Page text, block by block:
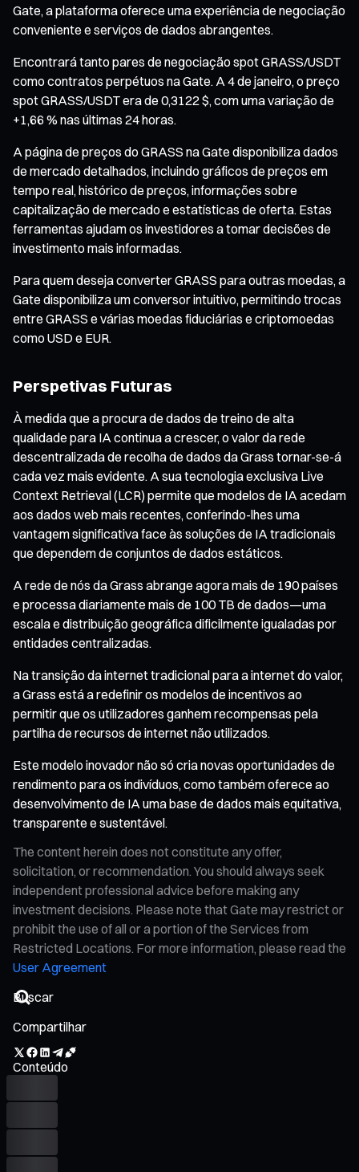
Gate, a plataforma oferece uma experiência de negociação
conveniente e serviços de dados abrangentes.
Encontrará tanto pares de negociação spot GRASS/USDT
como contratos perpétuos na Gate. A 4 de janeiro, o preço
spot GRASS/USDT era de 0,3122 $, com uma variação de
+1,66 % nas últimas 24 horas.
A página de preços do GRASS na Gate disponibiliza dados
de mercado detalhados, incluindo gráficos de preços em
tempo real, histórico de preços, informações sobre
capitalização de mercado e estatísticas de oferta. Estas
ferramentas ajudam os investidores a tomar decisões de
investimento mais informadas.
Para quem deseja converter GRASS para outras moedas, a
Gate disponibiliza um conversor intuitivo, permitindo trocas
entre GRASS e várias moedas fiduciárias e criptomoedas
como USD e EUR.
Perspetivas Futuras
À medida que a procura de dados de treino de alta
qualidade para IA continua a crescer, o valor da rede
descentralizada de recolha de dados da Grass tornar-se-á
cada vez mais evidente. A sua tecnologia exclusiva Live
Context Retrieval (LCR) permite que modelos de IA acedam
aos dados web mais recentes, conferindo-lhes uma
vantagem significativa face às soluções de IA tradicionais
que dependem de conjuntos de dados estáticos.
A rede de nós da Grass abrange agora mais de 190 países
e processa diariamente mais de 100 TB de dados—uma
escala e distribuição geográfica dificilmente igualadas por
entidades centralizadas.
Na transição da internet tradicional para a internet do valor,
a Grass está a redefinir os modelos de incentivos ao
permitir que os utilizadores ganhem recompensas pela
partilha de recursos de internet não utilizados.
Este modelo inovador não só cria novas oportunidades de
rendimento para os indivíduos, como também oferece ao
desenvolvimento de IA uma base de dados mais equitativa,
transparente e sustentável.
The content herein does not constitute any offer,
solicitation, or recommendation. You should always seek
independent professional advice before making any
investment decisions. Please note that Gate may restrict or
prohibit the use of all or a portion of the Services from
Restricted Locations. For more information, please read the
User Agreement
Compartilhar
Conteúdo